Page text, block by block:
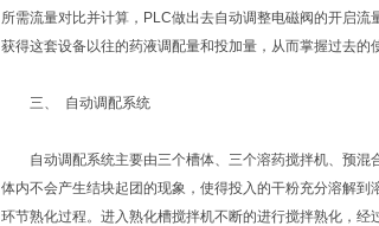
所需流量对比并计算，PLC做出去自动调整电磁阀的开启
获得这套设备以往的药液调配量和投加量，从而掌握过去的
三、 自动调配系统
自动调配系统主要由三个槽体、三个溶药搅拌机、预混
体内不会产生结块起团的现象，使得投入的干粉充分溶解
环节熟化过程。进入熟化槽搅拌机不断的进行搅拌熟化，经